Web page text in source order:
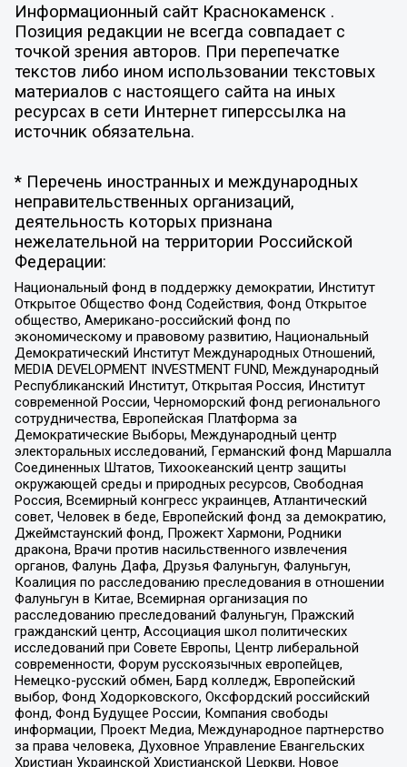
Информационный сайт Краснокаменск .
Позиция редакции не всегда совпадает с
точкой зрения авторов. При перепечатке
текстов либо ином использовании текстовых
материалов с настоящего сайта на иных
ресурсах в сети Интернет гиперссылка на
источник обязательна.
* Перечень иностранных и международных
неправительственных организаций,
деятельность которых признана
нежелательной на территории Российской
Федерации:
Национальный фонд в поддержку демократии, Институт
Открытое Общество Фонд Содействия, Фонд Открытое
общество, Американо-российский фонд по
экономическому и правовому развитию, Национальный
Демократический Институт Международных Отношений,
MEDIA DEVELOPMENT INVESTMENT FUND, Международный
Республиканский Институт, Открытая Россия, Институт
современной России, Черноморский фонд регионального
сотрудничества, Европейская Платформа за
Демократические Выборы, Международный центр
электоральных исследований, Германский фонд Маршалла
Соединенных Штатов, Тихоокеанский центр защиты
окружающей среды и природных ресурсов, Свободная
Россия, Всемирный конгресс украинцев, Атлантический
совет, Человек в беде, Европейский фонд за демократию,
Джеймстаунский фонд, Прожект Хармони, Родники
дракона, Врачи против насильственного извлечения
органов, Фалунь Дафа, Друзья Фалуньгун, Фалуньгун,
Коалиция по расследованию преследования в отношении
Фалуньгун в Китае, Всемирная организация по
расследованию преследований Фалуньгун, Пражский
гражданский центр, Ассоциация школ политических
исследований при Совете Европы, Центр либеральной
современности, Форум русскоязычных европейцев,
Немецко-русский обмен, Бард колледж, Европейский
выбор, Фонд Ходорковского, Оксфордский российский
фонд, Фонд Будущее России, Компания свободы
информации, Проект Медиа, Международное партнерство
за права человека, Духовное Управление Евангельских
Христиан Украинской Христианской Церкви, Новое